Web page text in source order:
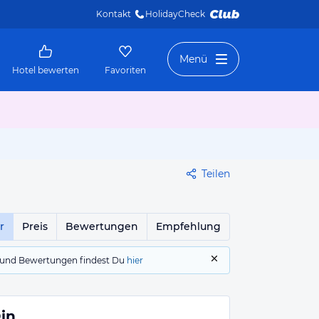
Kontakt HolidayCheck
Hotel bewerten Favoriten
Menü
Teilen
Preis Bewertungen Empfehlung
Bewertungen findest Du hier